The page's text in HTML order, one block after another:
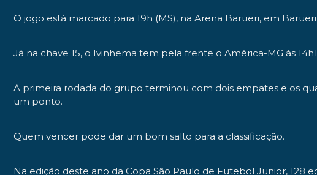
O jogo está marcado para 19h (MS), na Arena Barueri, em Barueri
Já na chave 15, o Ivinhema tem pela frente o América-MG às
A primeira rodada do grupo terminou com dois empates e os
um ponto.
Quem vencer pode dar um bom salto para a classificação.
Na edição deste ano da Copa São Paulo de Futebol Junior, 128